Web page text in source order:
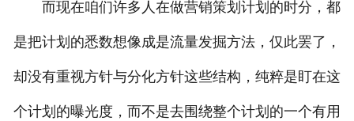
而现在咱们许多人在做营销策划计划的时分，都
是把计划的悉数想像成是流量发掘方法，仅此罢了，
却没有重视方针与分化方针这些结构，纯粹是盯在这
个计划的曝光度，而不是去围绕整个计划的一个有用